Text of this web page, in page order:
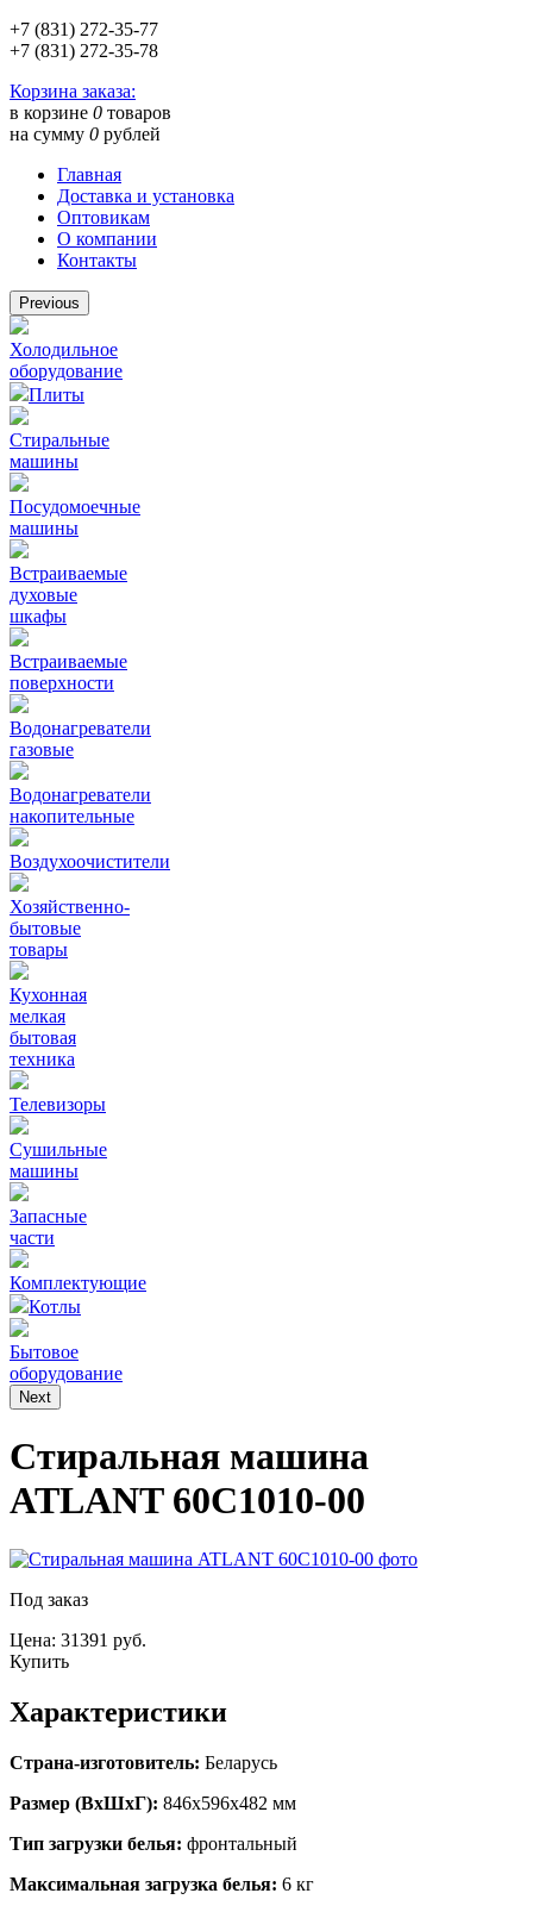
+7 (831) 272-35-77
+7 (831) 272-35-78
Корзина заказа:
в корзине 0 товаров
на сумму 0 рублей
Главная
Доставка и установка
Оптовикам
О компании
Контакты
Previous
Холодильное
оборудование
Плиты
Стиральные
машины
Посудомоечные
машины
Встраиваемые
духовые
шкафы
Встраиваемые
поверхности
Водонагреватели
газовые
Водонагреватели
накопительные
Воздухоочистители
Хозяйственно-
бытовые
товары
Кухонная
мелкая
бытовая
техника
Телевизоры
Сушильные
машины
Запасные
части
Комплектующие
Котлы
Бытовое
оборудование
Next
Стиральная машина
ATLANT 60С1010-00
Под заказ
Цена: 31391 руб.
Купить
Характеристики
Страна-изготовитель: Беларусь
Размер (ВхШхГ): 846x596x482 мм
Тип загрузки белья: фронтальный
Максимальная загрузка белья: 6 кг